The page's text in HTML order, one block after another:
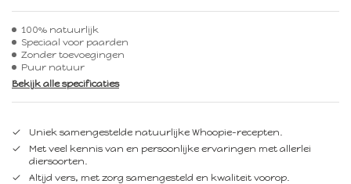
100% natuurlijk
Speciaal voor paarden
Zonder toevoegingen
Puur natuur
Bekijk alle specificaties
Uniek samengestelde natuurlijke Whoopie-recepten.
Met veel kennis van en persoonlijke ervaringen met allerlei
diersoorten.
Altijd vers, met zorg samengesteld en kwaliteit voorop.